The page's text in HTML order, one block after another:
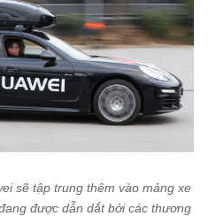
sẽ tập trung thêm vào mảng xe
được dẫn dắt bởi các thương